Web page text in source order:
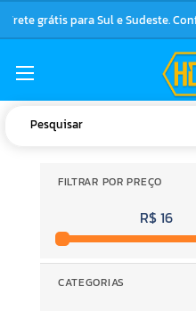
Frete grátis para Sul e Sudeste.
FILTRAR POR PREÇO
R$ 16
CATEGORIAS